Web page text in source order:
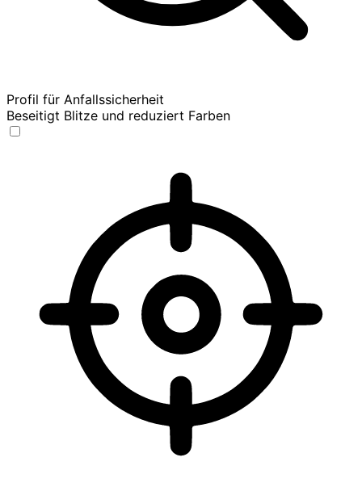
Profil für Anfallssicherheit
Beseitigt Blitze und reduziert Farben